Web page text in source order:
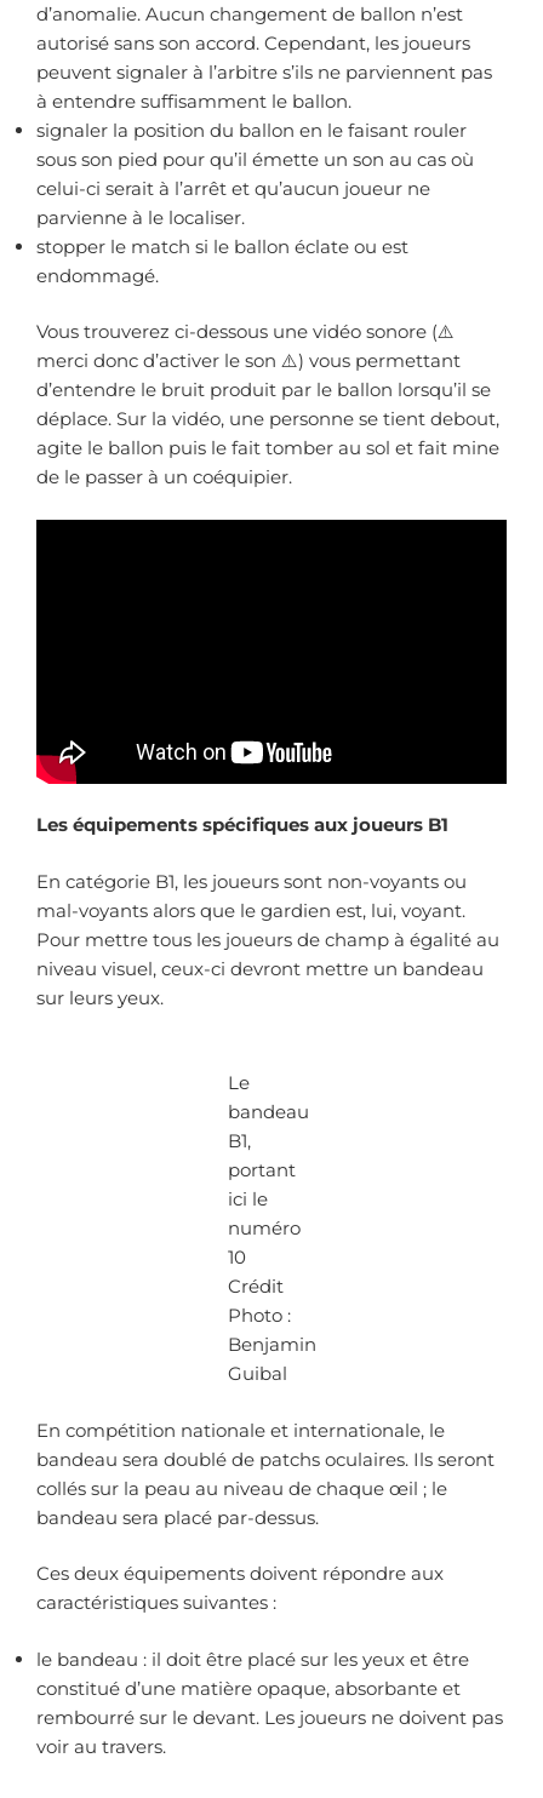
d’anomalie. Aucun changement de ballon n’est
autorisé sans son accord. Cependant, les joueurs
peuvent signaler à l’arbitre s’ils ne parviennent pas
à entendre suffisamment le ballon.
signaler la position du ballon en le faisant rouler
sous son pied pour qu’il émette un son au cas où
celui-ci serait à l’arrêt et qu’aucun joueur ne
parvienne à le localiser.
stopper le match si le ballon éclate ou est
endommagé.
Vous trouverez ci-dessous une vidéo sonore (⚠️
merci donc d’activer le son ⚠️) vous permettant
d’entendre le bruit produit par le ballon lorsqu’il se
déplace. Sur la vidéo, une personne se tient debout,
agite le ballon puis le fait tomber au sol et fait mine
de le passer à un coéquipier.
Les équipements spécifiques aux joueurs B1
En catégorie B1, les joueurs sont non-voyants ou
mal-voyants alors que le gardien est, lui, voyant.
Pour mettre tous les joueurs de champ à égalité au
niveau visuel, ceux-ci devront mettre un bandeau
sur leurs yeux.
Le
bandeau
B1,
portant
ici le
numéro
10
Crédit
Photo :
Benjamin
Guibal
En compétition nationale et internationale, le
bandeau sera doublé de patchs oculaires. Ils seront
collés sur la peau au niveau de chaque œil ; le
bandeau sera placé par-dessus.
Ces deux équipements doivent répondre aux
caractéristiques suivantes :
le bandeau : il doit être placé sur les yeux et être
constitué d’une matière opaque, absorbante et
rembourré sur le devant. Les joueurs ne doivent pas
voir au travers.